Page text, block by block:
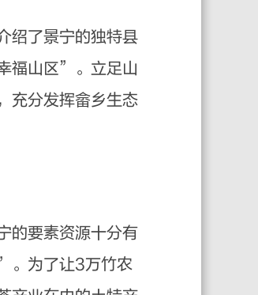
绍了景宁的独特县
福山区”。立足山
充分发挥畲乡生态
要素资源十分有
。为了让3万竹农